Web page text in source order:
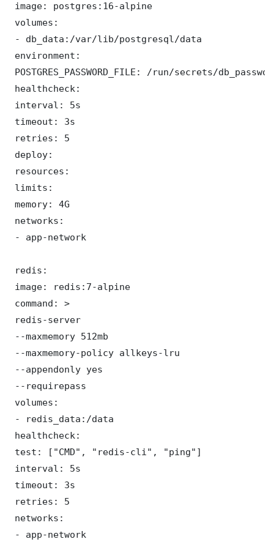
image: postgres:16-alpine
volumes:
- db_data:/var/lib/postgresql/data
environment:
POSTGRES_PASSWORD_FILE: /run/secrets/
healthcheck:
interval: 5s
timeout: 3s
retries: 5
deploy:
resources:
limits:
memory: 4G
networks:
- app-network
redis:
image: redis:7-alpine
command: >
redis-server
--maxmemory 512mb
--maxmemory-policy allkeys-lru
--appendonly yes
--requirepass
volumes:
- redis_data:/data
healthcheck:
test: ["CMD", "redis-cli", "ping"]
interval: 5s
timeout: 3s
retries: 5
networks:
- app-network